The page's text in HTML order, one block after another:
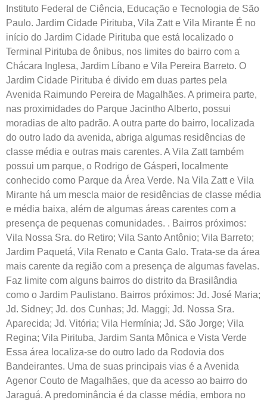
Instituto Federal de Ciência, Educação e Tecnologia de São
Paulo. Jardim Cidade Pirituba, Vila Zatt e Vila Mirante É no
início do Jardim Cidade Pirituba que está localizado o
Terminal Pirituba de ônibus, nos limites do bairro com a
Chácara Inglesa, Jardim Líbano e Vila Pereira Barreto. O
Jardim Cidade Pirituba é divido em duas partes pela
Avenida Raimundo Pereira de Magalhães. A primeira parte,
nas proximidades do Parque Jacintho Alberto, possui
moradias de alto padrão. A outra parte do bairro, localizada
do outro lado da avenida, abriga algumas residências de
classe média e outras mais carentes. A Vila Zatt também
possui um parque, o Rodrigo de Gásperi, localmente
conhecido como Parque da Área Verde. Na Vila Zatt e Vila
Mirante há um mescla maior de residências de classe média
e média baixa, além de algumas áreas carentes com a
presença de pequenas comunidades. . Bairros próximos:
Vila Nossa Sra. do Retiro; Vila Santo Antônio; Vila Barreto;
Jardim Paquetá, Vila Renato e Canta Galo. Trata-se da área
mais carente da região com a presença de algumas favelas.
Faz limite com alguns bairros do distrito da Brasilândia
como o Jardim Paulistano. Bairros próximos: Jd. José Maria;
Jd. Sidney; Jd. dos Cunhas; Jd. Maggi; Jd. Nossa Sra.
Aparecida; Jd. Vitória; Vila Hermínia; Jd. São Jorge; Vila
Regina; Vila Pirituba, Jardim Santa Mônica e Vista Verde
Essa área localiza-se do outro lado da Rodovia dos
Bandeirantes. Uma de suas principais vias é a Avenida
Agenor Couto de Magalhães, que da acesso ao bairro do
Jaraguá. A predominância é da classe média, embora no